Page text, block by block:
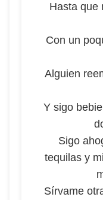
Hasta que
Con un
Alguien
Y sigo
Sigo
tequilas y
Sírvame